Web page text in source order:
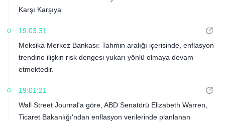
Karşı Karşıya
19:03:31
Meksika Merkez Bankası: Tahmin aralığı içerisinde, enflasyon
trendine ilişkin risk dengesi yukarı yönlü olmaya devam
etmektedir.
19:01:21
Wall Street Journal'a göre, ABD Senatörü Elizabeth Warren,
Ticaret Bakanlığı'ndan enflasyon verilerinde planlanan